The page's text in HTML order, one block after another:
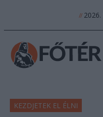
//2026.
KEZDJETEK EL ÉLNI